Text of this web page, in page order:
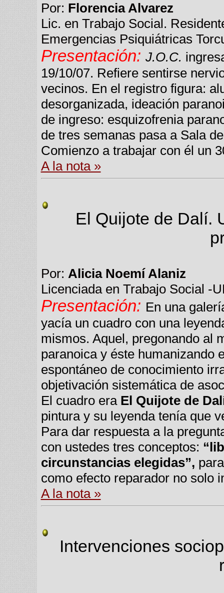
Por: Florencia Alvarez
Lic. en Trabajo Social.
Emergencias Psiquiátricas
Presentación: J.O.C.
19/10/07. Refiere sentirse
vecinos. En el registro figura:
desorganizada, ideación
de ingreso: esquizofrenia
de tres semanas pasa a Sala
Comienzo a trabajar con él un
A la nota »
El Quijote de Dalí.
Por: Alicia Noemí Alaniz
Licenciada en Trabajo Social -
Presentación: En una
yacía un cuadro con una
mismos. Aquel, pregonando al
paranoica y éste humanizando
espontáneo de conocimiento
objetivación sistemática de
El cuadro eraEl Quijote de
pintura y su leyenda tenía que
Para dar respuesta a la
con ustedes tres conceptos:
circunstancias elegidas”,
como efecto reparador no solo
A la nota »
Intervenciones